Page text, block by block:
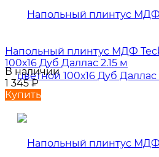
Напольный плинтус МДФ
100х16 Дуб Даллас 2.15 м
В наличии
1 345₽
Купить